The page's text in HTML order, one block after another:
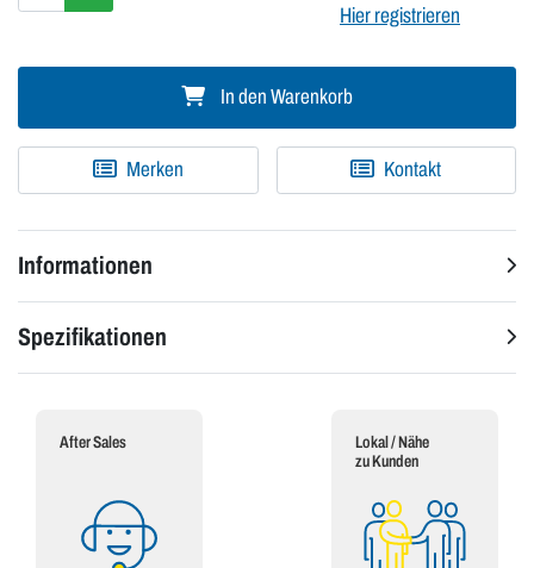
Hier registrieren
In den Warenkorb
Merken Kontakt
Informationen
Spezifikationen
After Sales
Lokal / Nähe
zu Kunden